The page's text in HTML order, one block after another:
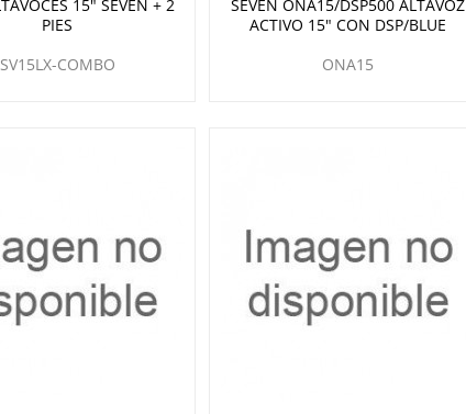
15" SEVEN + 2
PIES
SV15LX-COMBO
SEVEN ONA15/DSP500 ALTAVOZ
ACTIVO 15" CON DSP/BLUE
ONA15